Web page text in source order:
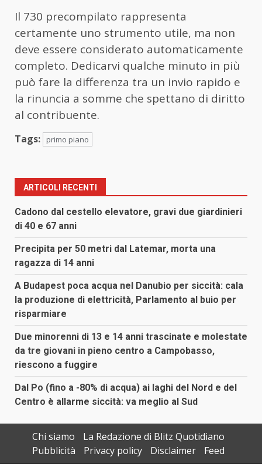
Il 730 precompilato rappresenta
certamente uno strumento utile, ma non
deve essere considerato automaticamente
completo. Dedicarvi qualche minuto in più
può fare la differenza tra un invio rapido e
la rinuncia a somme che spettano di diritto
al contribuente.
Tags: primo piano
ARTICOLI RECENTI
Cadono dal cestello elevatore, gravi due giardinieri
di 40 e 67 anni
Precipita per 50 metri dal Latemar, morta una
ragazza di 14 anni
A Budapest poca acqua nel Danubio per siccità: cala
la produzione di elettricità, Parlamento al buio per
risparmiare
Due minorenni di 13 e 14 anni trascinate e molestate
da tre giovani in pieno centro a Campobasso,
riescono a fuggire
Dal Po (fino a -80% di acqua) ai laghi del Nord e del
Centro è allarme siccità: va meglio al Sud
Chi siamo
La Redazione di Blitz Quotidiano
Pubblicità
Privacy policy Disclaimer Feed